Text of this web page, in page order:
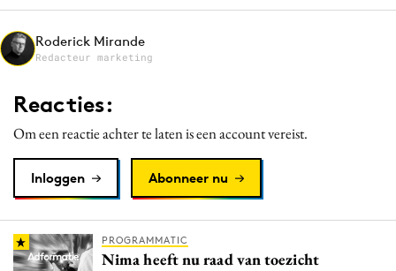
Martech
Media
Merkstrategie
Programmatic
Purpose Marketing
Reputatie & crisis
Roderick Mirande
Redacteur marketing
Reacties:
Om een reactie achter te laten is een account vereist.
Inloggen Abonneer nu
PROGRAMMATIC
Nima heeft nu raad van toezicht